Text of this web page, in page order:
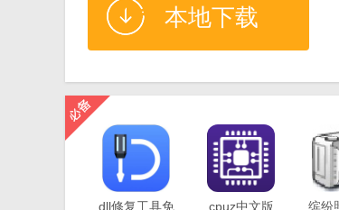
本地下载
dll修复工具免
cpuz中文版
缤纷